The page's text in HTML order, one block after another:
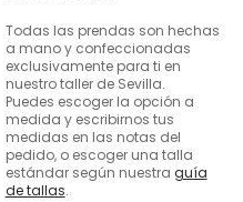
Todas las prendas son hechas
a mano y confeccionadas
exclusivamente para ti en
nuestro taller de Sevilla.
Puedes escoger la opción a
medida y escribirnos tus
medidas en las notas del
pedido, o escoger una talla
estándar según nuestra guía
de tallas.